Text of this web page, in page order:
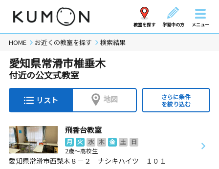
教室を探す 学習中の方 メニュー
HOME お近くの教室を探す 検索結果
愛知県常滑市椎垂木
付近の公文式教室
リスト 地図
さらに条件
を絞り込む
飛香台教室
月 火 水 木 金 土
日
2歳～高校生
愛知県常滑市西梨木８－２ ナシキハイツ １０１